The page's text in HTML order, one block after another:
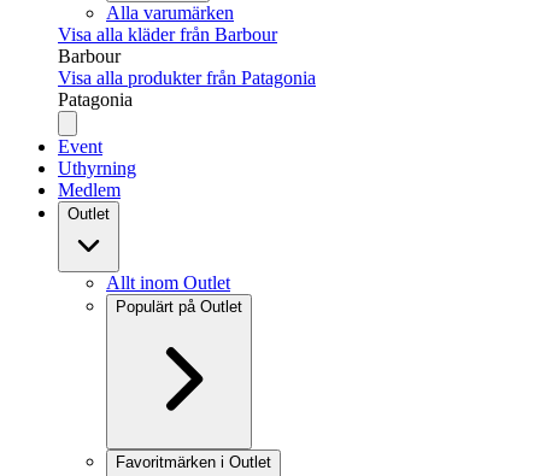
Alla varumärken
Visa alla kläder från Barbour
Barbour
Visa alla produkter från Patagonia
Patagonia
Event
Uthyrning
Medlem
Outlet
Allt inom Outlet
Populärt på Outlet
Favoritmärken i Outlet